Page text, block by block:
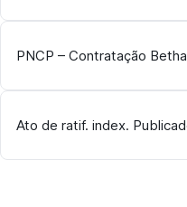
PNCP – Contratação
Ato de ratif. index.